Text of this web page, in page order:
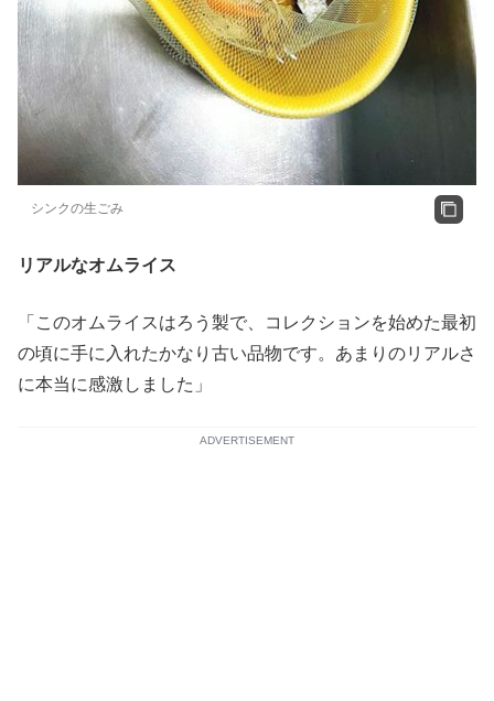
シンクの生ごみ
リアルなオムライス
「このオムライスはろう製で、コレクションを始めた最初
の頃に手に入れたかなり古い品物です。あまりのリアルさ
に本当に感激しました」
ADVERTISEMENT